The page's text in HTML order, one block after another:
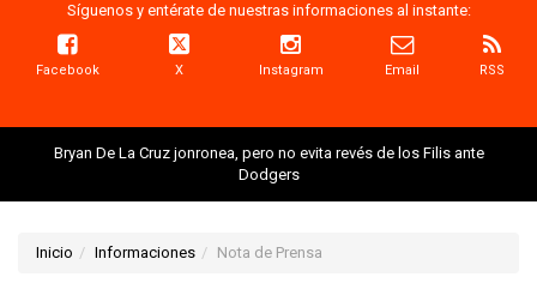
Síguenos y entérate de nuestras informaciones al instante:
Facebook X Instagram Email RSS
Bryan De La Cruz jonronea, pero no evita revés de los Filis ante
Dodgers
Inicio Informaciones Nota de Prensa